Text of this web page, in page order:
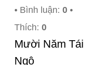
• Bình luận: 0 •
Thích: 0
Mười Năm Tái
Ngộ